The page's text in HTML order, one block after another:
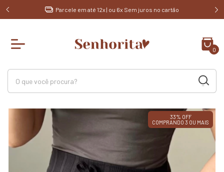
R$ Parcele em até 12x | ou 6x Sem juros no cartão
0
33% OFF
COMPRANDO 3 OU MAIS